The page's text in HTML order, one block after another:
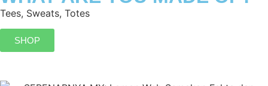
Tees, Sweats, Totes
SHOP